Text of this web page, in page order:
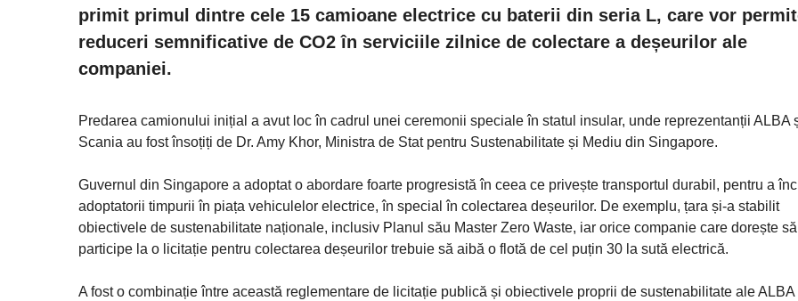
primit primul dintre cele 15 camioane electrice cu baterii din seria L, care vor
reduceri semnificative de CO2 în serviciile zilnice de colectare a deșeurilor ale
companiei.
Predarea camionului inițial a avut loc în cadrul unei ceremonii speciale în statul insular, unde reprezentanții ALBA
Scania au fost însoțiți de Dr. Amy Khor, Ministra de Stat pentru Sustenabilitate și Mediu din Singapore.
Guvernul din Singapore a adoptat o abordare foarte progresistă în ceea ce privește transportul durabil, pentru a
adoptatorii timpurii în piața vehiculelor electrice, în special în colectarea deșeurilor. De exemplu, țara și-a stabilit
obiectivele de sustenabilitate naționale, inclusiv Planul său Master Zero Waste, iar orice companie care dorește să
participe la o licitație pentru colectarea deșeurilor trebuie să aibă o flotă de cel puțin 30 la sută electrică.
A fost o combinație între această reglementare de licitație publică și obiectivele proprii de sustenabilitate ale ALBA